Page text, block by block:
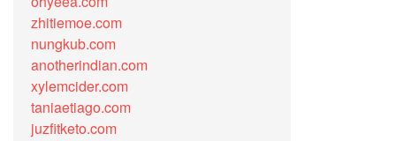
zhitiemoe.com
nungkub.com
anotherindian.com
xylemcider.com
taniaetiago.com
juzfitketo.com